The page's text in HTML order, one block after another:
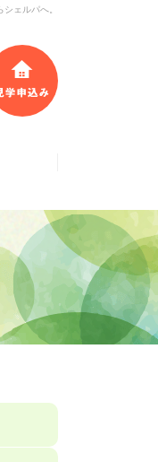
ェルパへ。
日 土・日・祝
資料請求